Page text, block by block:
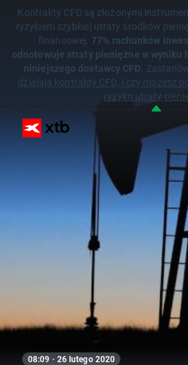
Kontrakty CFD są złożonymi
ryzykiem szybkiej utraty środków
finansowej. 77% rachunków
odnotowuje straty pieniężne w wyniku
niniejszego dostawcy CFD.
działają kontrakty CFD, i czy możesz
ryzyko utraty
08:09 · 26 lutego 2020